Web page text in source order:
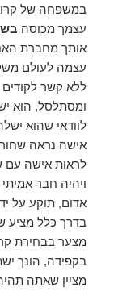
במשפחה של
עצמך מכוסה
אותך מחברת
עצמה לעולם
ללא קשר
ומסתלסל, הוא
לוודאי שהוא
אישה נראה שחור
לראות אישה עם
ויהיה חבר
אדום, תוקע על
בדרך כלל מציע
מצער בבחירת
בקפידה, הונך
מציין שאתה